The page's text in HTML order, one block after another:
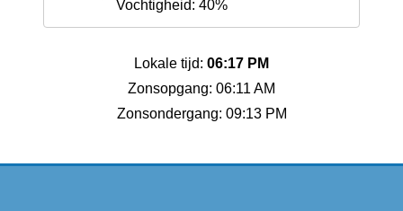
Vochtigheid: 40%
Lokale tijd: 06:17 PM
Zonsopgang: 06:11 AM
Zonsondergang: 09:13 PM